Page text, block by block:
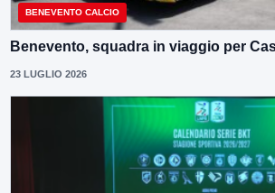
BENEVENTO CALCIO
Benevento, squadra in viaggio per
23 LUGLIO 2026